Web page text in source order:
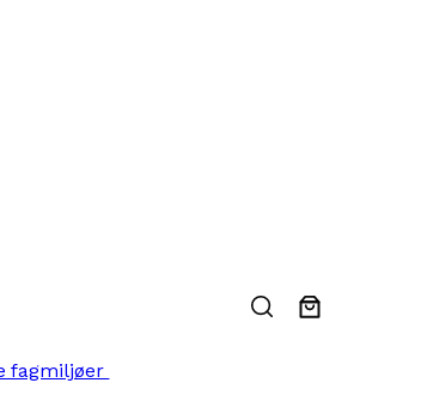
fagmiljøer